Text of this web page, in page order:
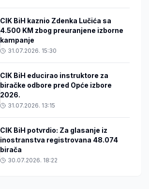
CIK BiH kaznio Zdenka Lučića sa
4.500 KM zbog preuranjene izborne
kampanje
31.07.2026. 15:30
CIK BiH educirao instruktore za
biračke odbore pred Opće izbore
2026.
31.07.2026. 13:15
CIK BiH potvrdio: Za glasanje iz
inostranstva registrovana 48.074
birača
30.07.2026. 18:22